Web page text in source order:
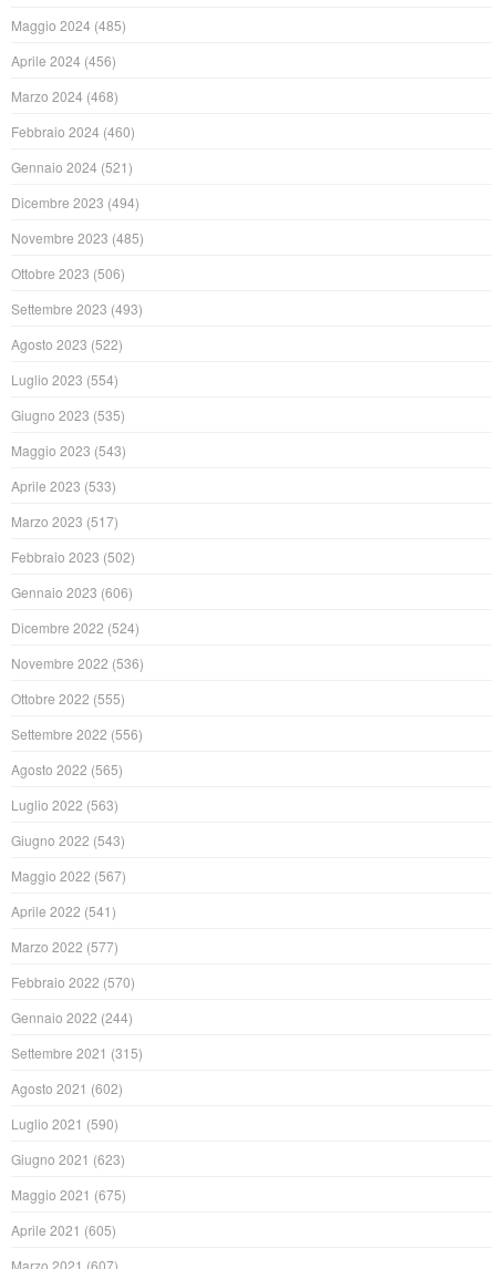
Maggio 2024 (485)
Aprile 2024 (456)
Marzo 2024 (468)
Febbraio 2024 (460)
Gennaio 2024 (521)
Dicembre 2023 (494)
Novembre 2023 (485)
Ottobre 2023 (506)
Settembre 2023 (493)
Agosto 2023 (522)
Luglio 2023 (554)
Giugno 2023 (535)
Maggio 2023 (543)
Aprile 2023 (533)
Marzo 2023 (517)
Febbraio 2023 (502)
Gennaio 2023 (606)
Dicembre 2022 (524)
Novembre 2022 (536)
Ottobre 2022 (555)
Settembre 2022 (556)
Agosto 2022 (565)
Luglio 2022 (563)
Giugno 2022 (543)
Maggio 2022 (567)
Aprile 2022 (541)
Marzo 2022 (577)
Febbraio 2022 (570)
Gennaio 2022 (244)
Settembre 2021 (315)
Agosto 2021 (602)
Luglio 2021 (590)
Giugno 2021 (623)
Maggio 2021 (675)
Aprile 2021 (605)
Marzo 2021 (607)